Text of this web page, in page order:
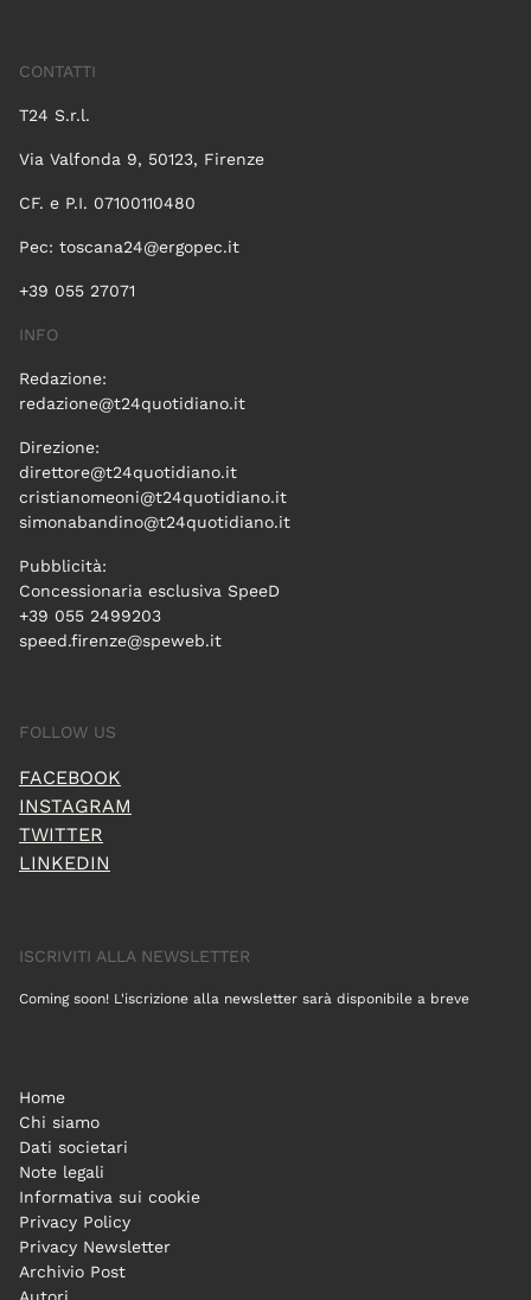
CONTATTI
T24 S.r.l.
Via Valfonda 9, 50123, Firenze
CF. e P.I. 07100110480
Pec: toscana24@ergopec.it
+39 055 27071
INFO
Redazione:
redazione@t24quotidiano.it
Direzione:
direttore@t24quotidiano.it
cristianomeoni@t24quotidiano.it
simonabandino@t24quotidiano.it
Pubblicità:
Concessionaria esclusiva SpeeD
+39 055 2499203
speed.firenze@speweb.it
FOLLOW US
FACEBOOK
INSTAGRAM
TWITTER
LINKEDIN
ISCRIVITI ALLA NEWSLETTER
Coming soon! L'iscrizione alla newsletter sarà disponibile a breve
Home
Chi siamo
Dati societari
Note legali
Informativa sui cookie
Privacy Policy
Privacy Newsletter
Archivio Post